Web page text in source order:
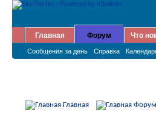
Главная Форум
Сообщения за день Справка
Что
Главная